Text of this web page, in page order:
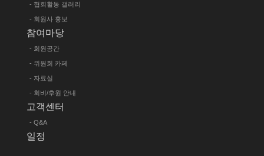
- 협회활동 갤러리
- 회원사 홍보
참여마당
- 회원공간
- 위원회 카페
- 자료실
- 회비/후원 안내
고객센터
- Q&A
일정